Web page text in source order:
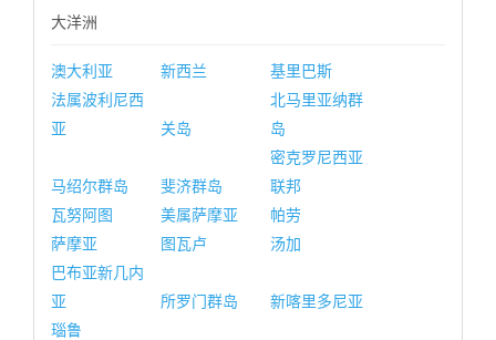
大洋洲
澳大利亚 新西兰
基里巴斯
法属波利尼西
亚
关岛
北马里亚纳群
岛
马绍尔群岛 斐济群岛
密克罗尼西亚
联邦
瓦努阿图
美属萨摩亚
帕劳
萨摩亚
图瓦卢
汤加
巴布亚新几内
亚
所罗门群岛
新喀里多尼亚
瑙鲁